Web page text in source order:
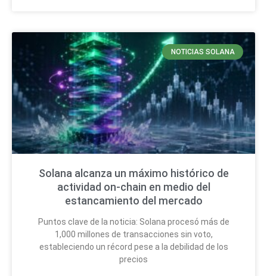
NOTICIAS SOLANA
Solana alcanza un máximo histórico de
actividad on-chain en medio del
estancamiento del mercado
Puntos clave de la noticia: Solana procesó más de
1,000 millones de transacciones sin voto,
estableciendo un récord pese a la debilidad de los
precios